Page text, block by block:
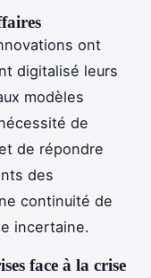
ont
digitalisé leurs
modèles
de
de répondre
des
continuité de
incertaine.
face à la crise